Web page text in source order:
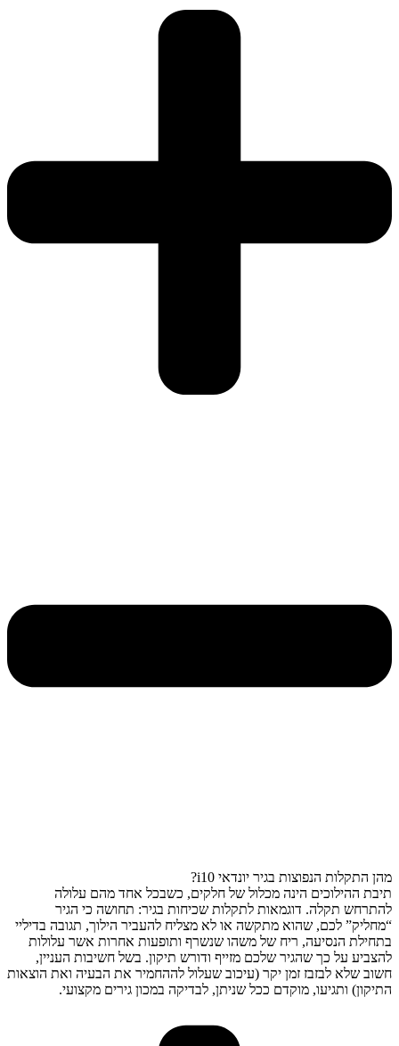
מהן התקלות הנפוצות בגיר יונדאי i10?
תיבת ההילוכים הינה מכלול של חלקים, כשבכל אחד מהם עלולה
להתרחש תקלה. דוגמאות לתקלות שכיחות בגיר: תחושה כי הגיר
“מחליק” לכם, שהוא מתקשה או לא מצליח להעביר הילוך, תגובה בדיליי
בתחילת הנסיעה, ריח של משהו שנשרף ותופעות אחרות אשר עלולות
להצביע על כך שהגיר שלכם מזייף ודורש תיקון. בשל חשיבות העניין,
חשוב שלא לבזבז זמן יקר (עיכוב שעלול לההחמיר את הבעיה ואת הוצאות
התיקון) ותגיעו, מוקדם ככל שניתן, לבדיקה במכון גירים מקצועי.